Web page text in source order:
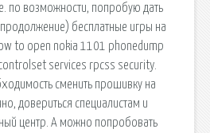
по возможности, попробую дать
бесплатные игры на
to open nokia 1101 phonedump
services rpcss security.
сменить прошивку на
довериться специалистам и
центр. А можно попробовать